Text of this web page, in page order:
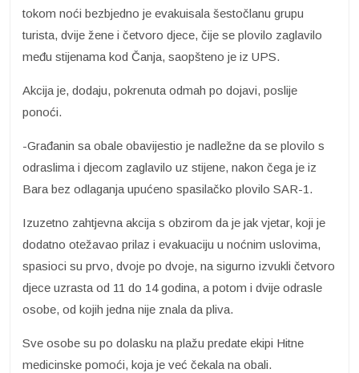
tokom noći bezbjedno je evakuisala šestočlanu grupu
turista, dvije žene i četvoro djece, čije se plovilo zaglavilo
među stijenama kod Čanja, saopšteno je iz UPS.
Akcija je, dodaju, pokrenuta odmah po dojavi, poslije
ponoći.
-Građanin sa obale obavijestio je nadležne da se plovilo s
odraslima i djecom zaglavilo uz stijene, nakon čega je iz
Bara bez odlaganja upućeno spasilačko plovilo SAR-1.
Izuzetno zahtjevna akcija s obzirom da je jak vjetar, koji je
dodatno otežavao prilaz i evakuaciju u noćnim uslovima,
spasioci su prvo, dvoje po dvoje, na sigurno izvukli četvoro
djece uzrasta od 11 do 14 godina, a potom i dvije odrasle
osobe, od kojih jedna nije znala da pliva.
Sve osobe su po dolasku na plažu predate ekipi Hitne
medicinske pomoći, koja je već čekala na obali.